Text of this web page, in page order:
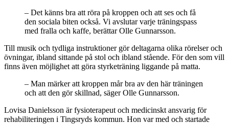
– Det känns bra att röra på kroppen och att ses och få
den sociala biten också. Vi avslutar varje träningspass
med fralla och kaffe, berättar Olle Gunnarsson.
Till musik och tydliga instruktioner gör deltagarna olika rörelser och
övningar, ibland sittande på stol och ibland stående. För den som vill
finns även möjlighet att göra styrketräning liggande på matta.
– Man märker att kroppen mår bra av den här träningen
och att den gör skillnad, säger Olle Gunnarsson.
Lovisa Danielsson är fysioterapeut och medicinskt ansvarig för
rehabiliteringen i Tingsryds kommun. Hon var med och startade